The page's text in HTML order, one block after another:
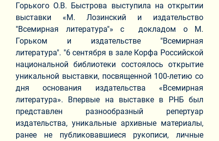
Горького О.В. Быстрова выступила на открытии
выставки «М. Лозинский и издательство
"Всемирная литература"» с докладом о М.
Горьком и издательстве "Всемирная
литература". "6 сентября в зале Корфа Российской
национальной библиотеки состоялось открытие
уникальной выставки, посвященной 100-летию со
дня основания издательства «Всемирная
литература». Впервые на выставке в РНБ был
представлен разнообразный репертуар
издательства, уникальные архивные материалы,
ранее не публиковавшиеся рукописи, личные